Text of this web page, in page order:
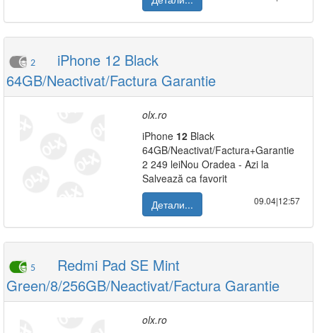
2
iPhone 12 Black
64GB/Neactivat/Factura Garantie
olx.ro
iPhone 12 Black
64GB/Neactivat/Factura+Garantie
2 249 leiNou Oradea - Azi la
Salvează ca favorit
Детали...
09.04|12:57
5
Redmi Pad SE Mint
Green/8/256GB/Neactivat/Factura Garantie
olx.ro